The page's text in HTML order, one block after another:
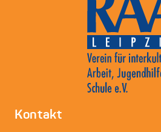
Kontakt